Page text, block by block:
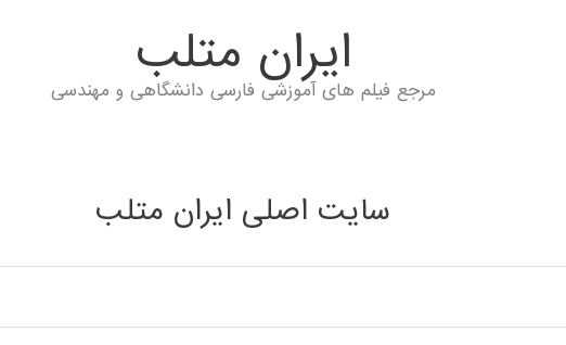
ايران متلب
مرجع فیلم های آموزشی فارسی دانشگاهی و مهندسی
سایت اصلی ایران متلب